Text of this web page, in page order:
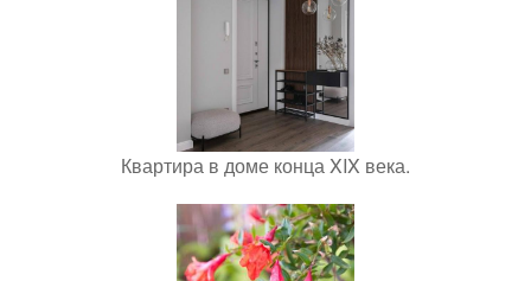
Квартира в доме конца XIX века.